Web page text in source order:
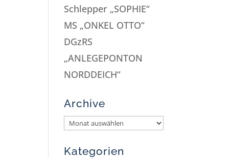
Schlepper „SOPHIE“
MS „ONKEL OTTO“
DGzRS
„ANLEGEPONTON
NORDDEICH“
Archive
Kategorien